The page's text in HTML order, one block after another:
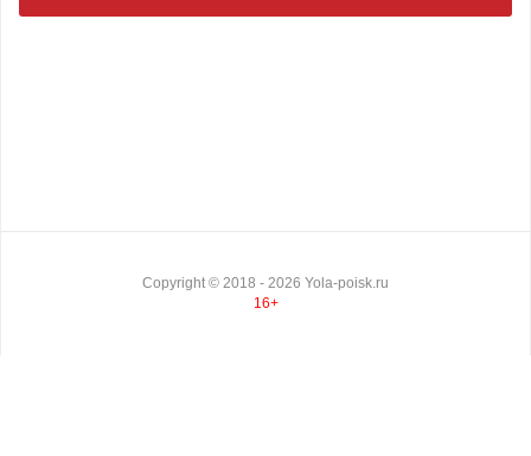
Copyright © 2018 - 2026 Yola-poisk.ru
16+